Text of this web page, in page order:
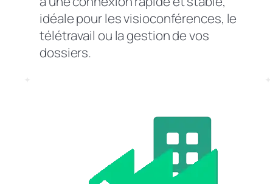
idéale pour les visioconférences, le
télétravail ou la gestion de vos
dossiers.